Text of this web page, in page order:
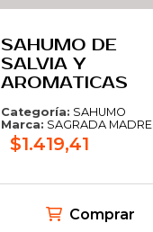
SAHUMO DE
SALVIA Y
AROMATICAS
Categoría: SAHUMO
Marca: SAGRADA MADRE
$1.419,41
Comprar